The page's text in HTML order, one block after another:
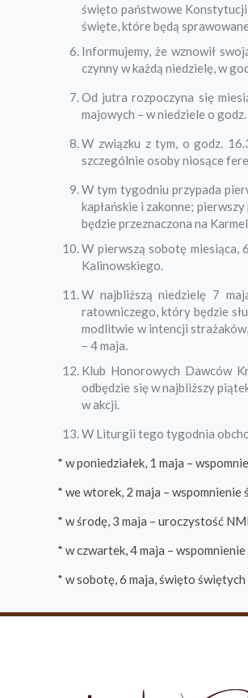
święto państwowe Konstytucji
święte, które będą
Informujemy, że wznowił
czynny w każdą niedzielę, w
Od jutra rozpoczyna się
majowych – w niedziele o
W związku z tym, o godz.
szczególnie osoby niosące
W tym tygodniu przypada
kapłańskie i zakonne;
będzie przeznaczona na
W pierwszą sobotę miesiąca,
Kalinowskiego.
W najbliższą niedzielę 7
ratowniczego, który będzie
modlitwie w intencji
– 4 maja.
Klub Honorowych Dawców
odbędzie się w najbliższy
w akcji.
W Liturgii tego tygodnia
* w poniedziałek, 1 maja –
* we wtorek, 2 maja – wspomnienie
* w środę, 3 maja – uroczystość
* w czwartek, 4 maja –
* w sobotę, 6 maja, święto